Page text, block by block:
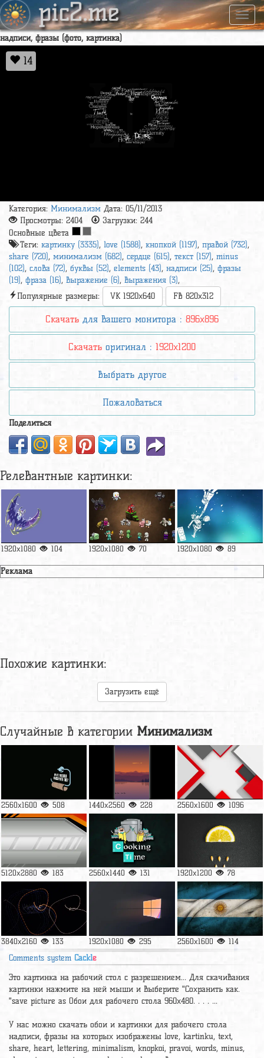
pic2.me
надписи, фразы (фото, картинка)
14
Категория: Минимализм Дата: 05/11/2013
Просмотры: 2404 Загрузки: 244
Основные цвета
Теги: картинку (3335), love (1588), кнопкой (1197), правой (732),
share (720), минимализм (682), сердце (615), текст (157), minus
(102), слова (72), буквы (52), elements (43), надписи (25), фразы
(19), фраза (16), выражение (6), выражения (3),
Популярные размеры:
VK 1920x640 FB 820x312
Скачать для вашего монитора : 896x896
Скачать оригинал : 1920x1200
Выбрать другое
Пожаловаться
Поделиться
Релевантные картинки:
1920x1080 104 1920x1080 70 1920x1080 89
Реклама
Похожие картинки:
Загрузить ещё
Случайные в категории Минимализм
2560x1600 508 1440x2560 228 2560x1600 1096
5120x2880 183 2560x1440 131 1920x1200 78
3840x2160 133 1920x1080 295 2560x1600 114
Comments system Cackle
Это картинка на рабочий стол с разрешением... Для скачивания
картинки нажмите на ней мыши и выберите "Сохранить как.
"save picture as Обои для рабочего стола 960x480. . . . ...
У нас можно скачать обои и картинки для рабочего стола
надписи, фразы на которых изображены love, kartinku, text,
share, heart, lettering, minimalism, knopkoi, pravoi, words, minus,